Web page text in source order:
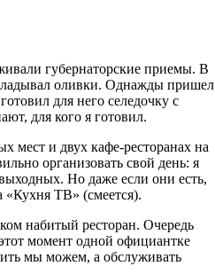
губернаторские приемы. В
оливки. Однажды пришел
для него селедочку с
для кого я готовил.
мест и двух кафе-ресторанах на
организовать свой день: я
Но даже если они есть,
«Кухня ТВ» (смеется).
набитый ресторан. Очередь
момент одной официантке
мы можем, а обслуживать